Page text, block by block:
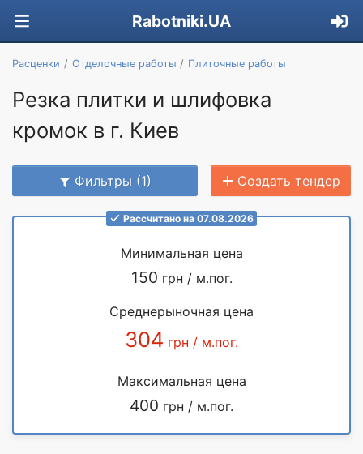
Rabotniki.UA
Расценки Отделочные работы Плиточные работы
Резка плитки и шлифовка
кромок в г. Киев
Фильтры (1) Создать тендер
Рассчитано на 07.08.2026
Минимальная цена
150 грн / м.пог.
Среднерыночная цена
304 грн / м.пог.
Максимальная цена
400 грн / м.пог.